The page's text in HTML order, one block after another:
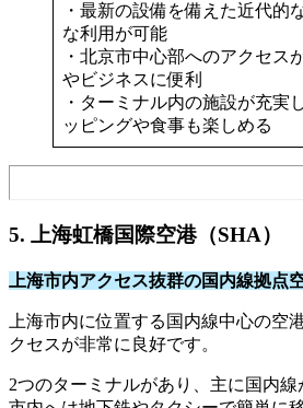
・最新の設備を備えた近代的
な利用が可能​
・北京市中心部へのアクセス
やビジネスに便利​
・ターミナル内の施設が充実
ッピングや食事も楽しめる
5. 上海虹橋国際空港（SHA）
上海市内アクセス抜群の国内線拠点
上海市内に位置する国内線中心の空
クセスが非常に良好です。
​2つのターミナルがあり、主に国内線